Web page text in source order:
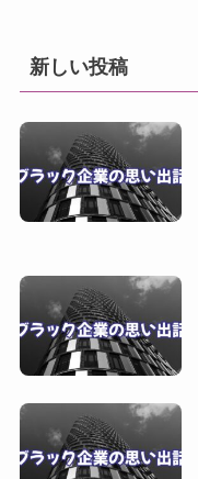
新しい投稿